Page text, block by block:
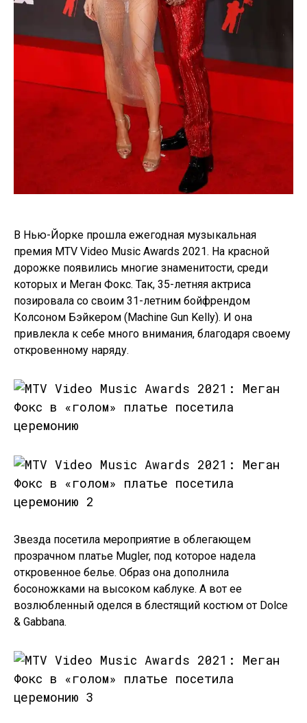
В Нью-Йорке прошла ежегодная музыкальная
премия MTV Video Music Awards 2021. На красной
дорожке появились многие знаменитости, среди
которых и Меган Фокс. Так, 35-летняя актриса
позировала со своим 31-летним бойфрендом
Колсоном Бэйкером (Machine Gun Kelly). И она
привлекла к себе много внимания, благодаря своему
откровенному наряду.
Звезда посетила мероприятие в облегающем
прозрачном платье Mugler, под которое надела
откровенное белье. Образ она дополнила
босоножками на высоком каблуке. А вот ее
возлюбленный оделся в блестящий костюм от Dolce
& Gabbana.